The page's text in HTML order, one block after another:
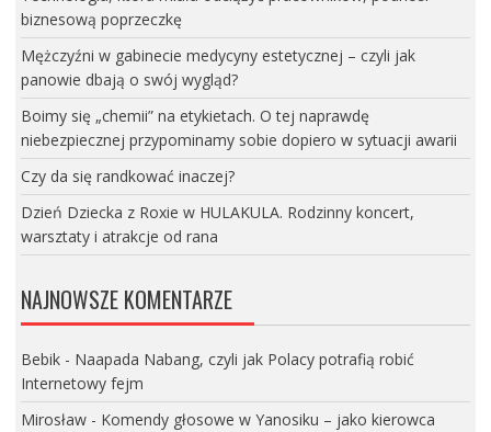
biznesową poprzeczkę
Mężczyźni w gabinecie medycyny estetycznej – czyli jak
panowie dbają o swój wygląd?
Boimy się „chemii” na etykietach. O tej naprawdę
niebezpiecznej przypominamy sobie dopiero w sytuacji awarii
Czy da się randkować inaczej?
Dzień Dziecka z Roxie w HULAKULA. Rodzinny koncert,
warsztaty i atrakcje od rana
NAJNOWSZE KOMENTARZE
Bebik- Naapada Nabang, czyli jak Polacy potrafią robić
Internetowy fejm
Mirosław- Komendy głosowe w Yanosiku – jako kierowca